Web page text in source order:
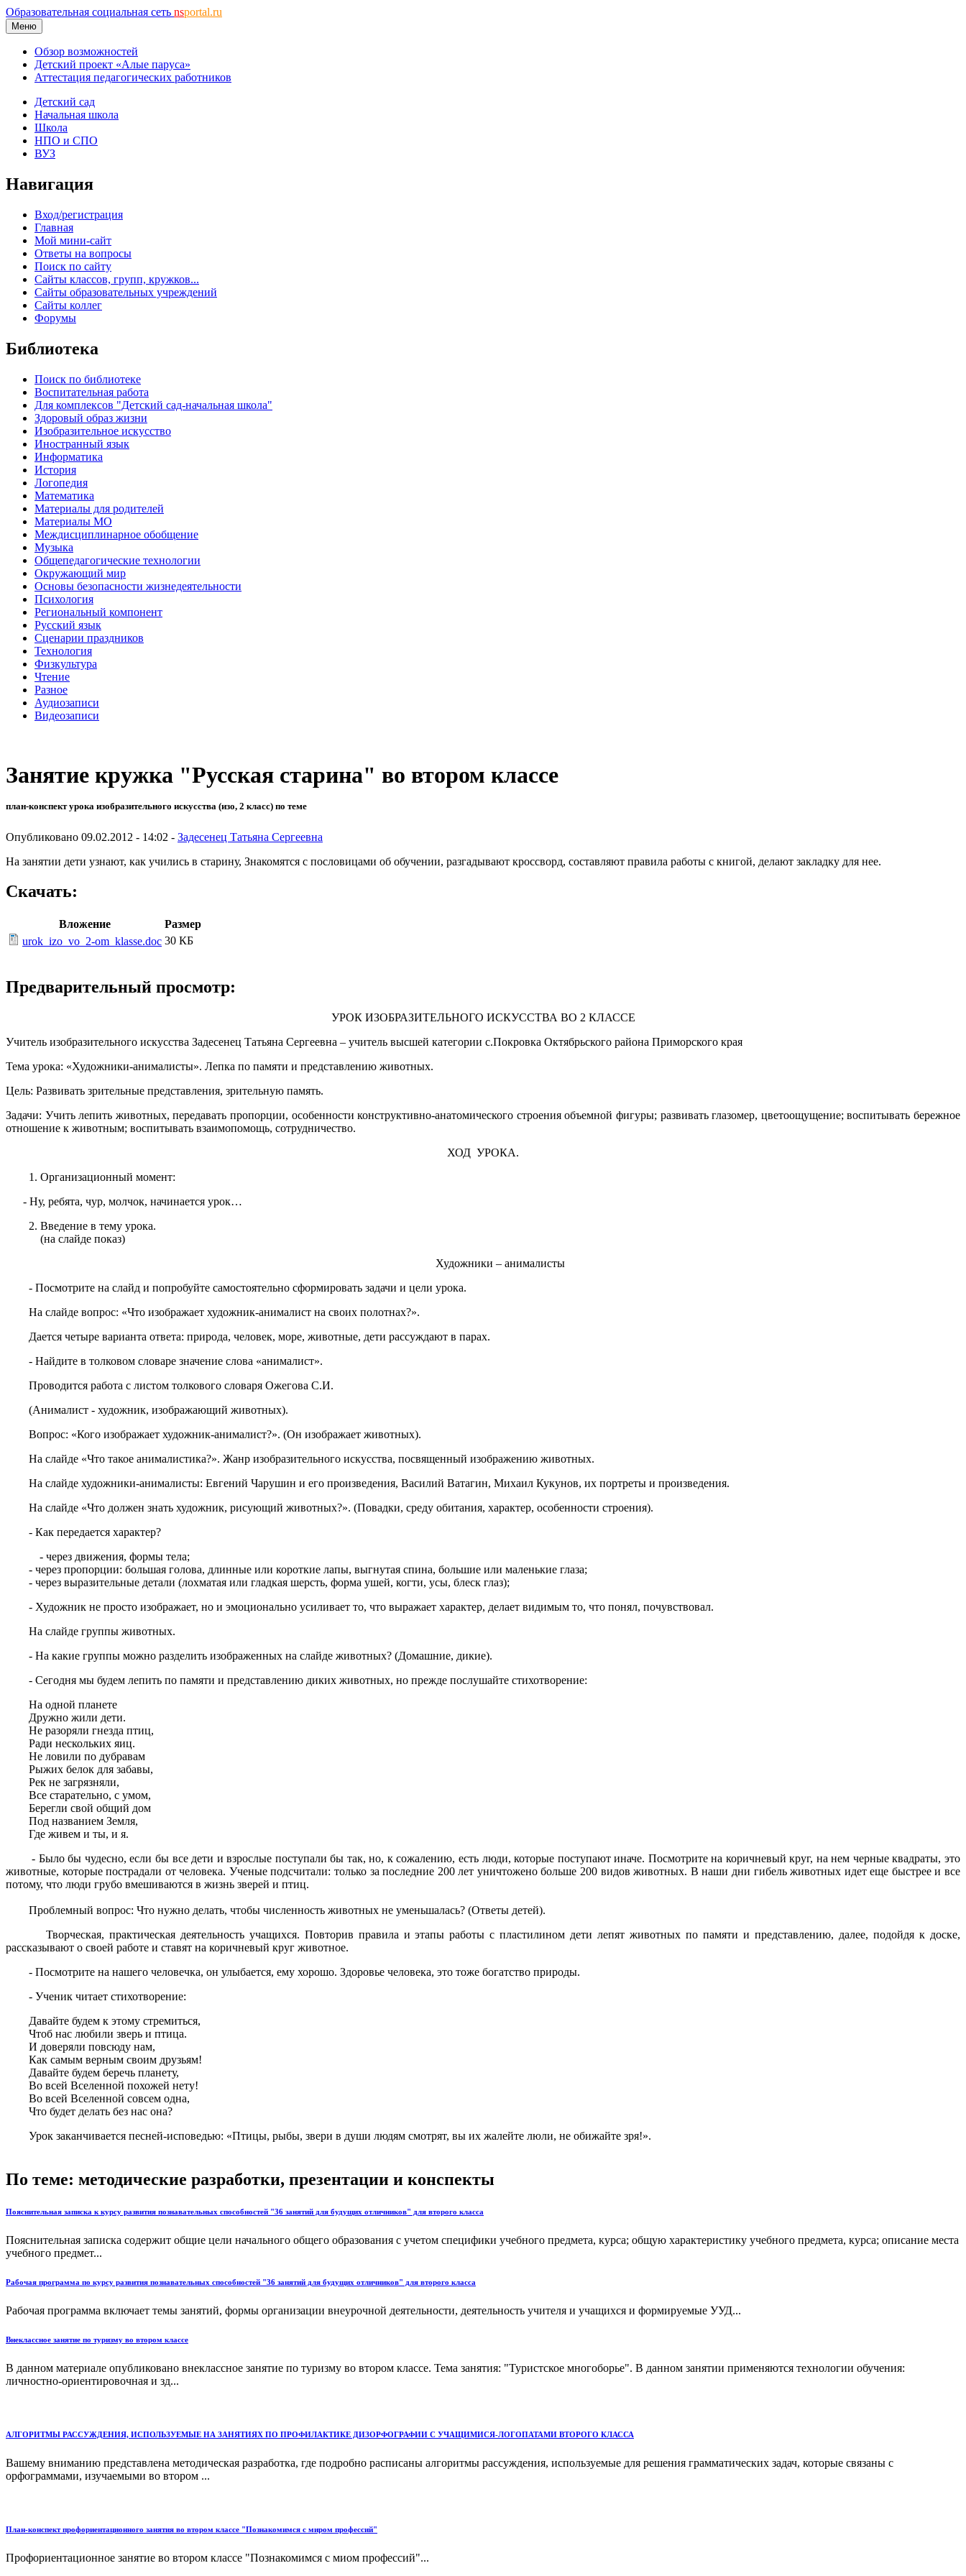
Образовательная социальная сеть nsportal.ru
Меню
Обзор возможностей
Детский проект «Алые паруса»
Аттестация педагогических работников
Детский сад
Начальная школа
Школа
НПО и СПО
ВУЗ
Навигация
Вход/регистрация
Главная
Мой мини-сайт
Ответы на вопросы
Поиск по сайту
Сайты классов, групп, кружков...
Сайты образовательных учреждений
Сайты коллег
Форумы
Библиотека
Поиск по библиотеке
Воспитательная работа
Для комплексов "Детский сад-начальная школа"
Здоровый образ жизни
Изобразительное искусство
Иностранный язык
Информатика
История
Логопедия
Математика
Материалы для родителей
Материалы МО
Междисциплинарное обобщение
Музыка
Общепедагогические технологии
Окружающий мир
Основы безопасности жизнедеятельности
Психология
Региональный компонент
Русский язык
Сценарии праздников
Технология
Физкультура
Чтение
Разное
Аудиозаписи
Видеозаписи
Занятие кружка "Русская старина" во втором классе
план-конспект урока изобразительного искусства (изо, 2 класс) по теме
Опубликовано 09.02.2012 - 14:02 - Задесенец Татьяна Сергеевна
На занятии дети узнают, как учились в старину, Знакомятся с пословицами об обучении, разгадывают кроссворд, составляют правила работы с книгой, делают закладку для нее.
Скачать:
Вложение
Размер
urok_izo_vo_2-om_klasse.doc 30 КБ
Предварительный просмотр:
УРОК ИЗОБРАЗИТЕЛЬНОГО ИСКУССТВА ВО 2 КЛАССЕ
Учитель изобразительного искусства Задесенец Татьяна Сергеевна – учитель высшей категории с.Покровка Октябрьского района Приморского края
Тема урока: «Художники-анималисты». Лепка по памяти и представлению животных.
Цель: Развивать зрительные представления, зрительную память.
Задачи: Учить лепить животных, передавать пропорции, особенности конструктивно-анатомического строения объемной фигуры; развивать глазомер, цветоощущение; воспитывать бережное
отношение к животным; воспитывать взаимопомощь, сотрудничество.
ХОД УРОКА.
Организационный момент:
- Ну, ребята, чур, молчок, начинается урок…
Введение в тему урока.
(на слайде показ)
Художники – анималисты
- Посмотрите на слайд и попробуйте самостоятельно сформировать задачи и цели урока.
На слайде вопрос: «Что изображает художник-анималист на своих полотнах?».
Дается четыре варианта ответа: природа, человек, море, животные, дети рассуждают в парах.
- Найдите в толковом словаре значение слова «анималист».
Проводится работа с листом толкового словаря Ожегова С.И.
(Анималист - художник, изображающий животных).
Вопрос: «Кого изображает художник-анималист?». (Он изображает животных).
На слайде «Что такое анималистика?». Жанр изобразительного искусства, посвященный изображению животных.
На слайде художники-анималисты: Евгений Чарушин и его произведения, Василий Ватагин, Михаил Кукунов, их портреты и произведения.
На слайде «Что должен знать художник, рисующий животных?». (Повадки, среду обитания, характер, особенности строения).
- Как передается характер?
- через движения, формы тела;
- через пропорции: большая голова, длинные или короткие лапы, выгнутая спина, большие или маленькие глаза;
- через выразительные детали (лохматая или гладкая шерсть, форма ушей, когти, усы, блеск глаз);
- Художник не просто изображает, но и эмоционально усиливает то, что выражает характер, делает видимым то, что понял, почувствовал.
На слайде группы животных.
- На какие группы можно разделить изображенных на слайде животных? (Домашние, дикие).
- Сегодня мы будем лепить по памяти и представлению диких животных, но прежде послушайте стихотворение:
На одной планете
Дружно жили дети.
Не разоряли гнезда птиц,
Ради нескольких яиц.
Не ловили по дубравам
Рыжих белок для забавы,
Рек не загрязняли,
Все старательно, с умом,
Берегли свой общий дом
Под названием Земля,
Где живем и ты, и я.
- Было бы чудесно, если бы все дети и взрослые поступали бы так, но, к сожалению, есть люди, которые поступают иначе. Посмотрите на коричневый круг, на нем черные квадраты, это
животные, которые пострадали от человека. Ученые подсчитали: только за последние 200 лет уничтожено больше 200 видов животных. В наши дни гибель животных идет еще быстрее и все
потому, что люди грубо вмешиваются в жизнь зверей и птиц.
Проблемный вопрос: Что нужно делать, чтобы численность животных не уменьшалась? (Ответы детей).
Творческая, практическая деятельность учащихся. Повторив правила и этапы работы с пластилином дети лепят животных по памяти и представлению, далее, подойдя к доске,
рассказывают о своей работе и ставят на коричневый круг животное.
- Посмотрите на нашего человечка, он улыбается, ему хорошо. Здоровье человека, это тоже богатство природы.
- Ученик читает стихотворение:
Давайте будем к этому стремиться,
Чтоб нас любили зверь и птица.
И доверяли повсюду нам,
Как самым верным своим друзьям!
Давайте будем беречь планету,
Во всей Вселенной похожей нету!
Во всей Вселенной совсем одна,
Что будет делать без нас она?
Урок заканчивается песней-исповедью: «Птицы, рыбы, звери в души людям смотрят, вы их жалейте люли, не обижайте зря!».
По теме: методические разработки, презентации и конспекты
Пояснительная записка к курсу развития познавательных способностей "36 занятий для будущих отличников" для второго класса
Пояснительная записка содержит общие цели начального общего образования с учетом специфики учебного предмета, курса; общую характеристику учебного предмета, курса; описание места
учебного предмет...
Рабочая программа по курсу развития познавательных способностей "36 занятий для будущих отличников" для второго класса
Рабочая программа включает темы занятий, формы организации внеурочной деятельности, деятельность учителя и учащихся и формируемые УУД...
Внеклассное занятие по туризму во втором классе
В данном материале опубликовано внеклассное занятие по туризму во втором классе. Тема занятия: "Туристское многоборье". В данном занятии применяются технологии обучения:
личностно-ориентировочная и зд...
АЛГОРИТМЫ РАССУЖДЕНИЯ, ИСПОЛЬЗУЕМЫЕ НА ЗАНЯТИЯХ ПО ПРОФИЛАКТИКЕ ДИЗОРФОГРАФИИ С УЧАЩИМИСЯ-ЛОГОПАТАМИ ВТОРОГО КЛАССА
Вашему вниманию представлена методическая разработка, где подробно расписаны алгоритмы рассуждения, используемые для решения грамматических задач, которые связаны с
орфограммами, изучаемыми во втором ...
План-конспект профориентационного занятия во втором классе "Познакомимся с миром профессий"
Профориентационное занятие во втором классе "Познакомимся с миом профессий"...